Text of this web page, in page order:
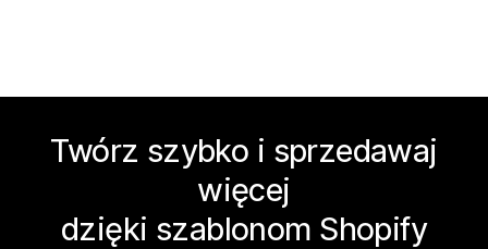
Twórz szybko i sprzedawaj
więcej
dzięki szablonom Shopify